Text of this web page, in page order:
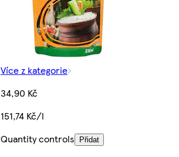
Více z kategorie
34,90 Kč
151,74 Kč/l
Quantity controls
Přidat